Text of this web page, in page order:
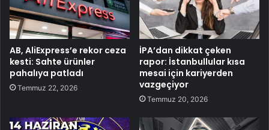
AB, AliExpress’e rekor ceza
kesti: Sahte ürünler
pahalıya patladı
Temmuz 22, 2026
İPA’dan dikkat çeken
rapor: İstanbullular kısa
mesai için kariyerden
vazgeçiyor
Temmuz 20, 2026